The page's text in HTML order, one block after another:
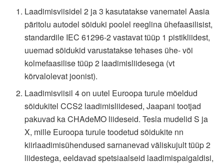
Laadimisviisidel 2 ja 3 kasutatakse vanematel Aasia
päritolu autodel sõiduki poolel reeglina ühefaasilisist,
standardile IEC 61296-2 vastavat tüüp 1 pistikliidest,
uuemad sõidukid varustatakse tehases ühe- või
kolmefaasilise tüüp 2 laadimisliidesega (vt
kõrvalolevat joonist).
Laadimisviisil 4 on uutel Euroopa turule mõeldud
sõidukitel CCS2 laadimisliidesed, Jaapani tootjad
pakuvad ka CHAdeMO liideseid. Tesla mudelid S ja
X, mille Euroopa turule toodetud sõidukite nn
kiirlaadimisühendused sarnanevad väliskujult tüüp 2
liidestega, eeldavad spetsiaalseid laadimispaigaldisi,